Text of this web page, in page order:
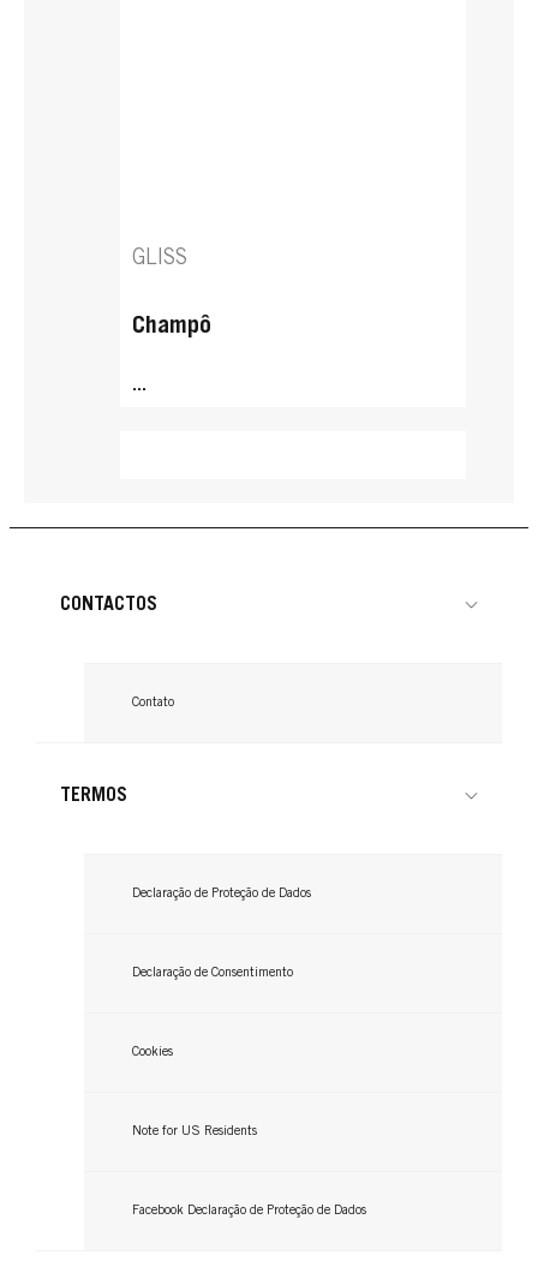
GLISS
Champô
...
Spray Condicionador Express
...
GLISS
CONTACTOS
Contato
TERMOS
Declaração de Proteção de Dados
Declaração de Consentimento
Cookies
Note for US Residents
Facebook Declaração de Proteção de Dados